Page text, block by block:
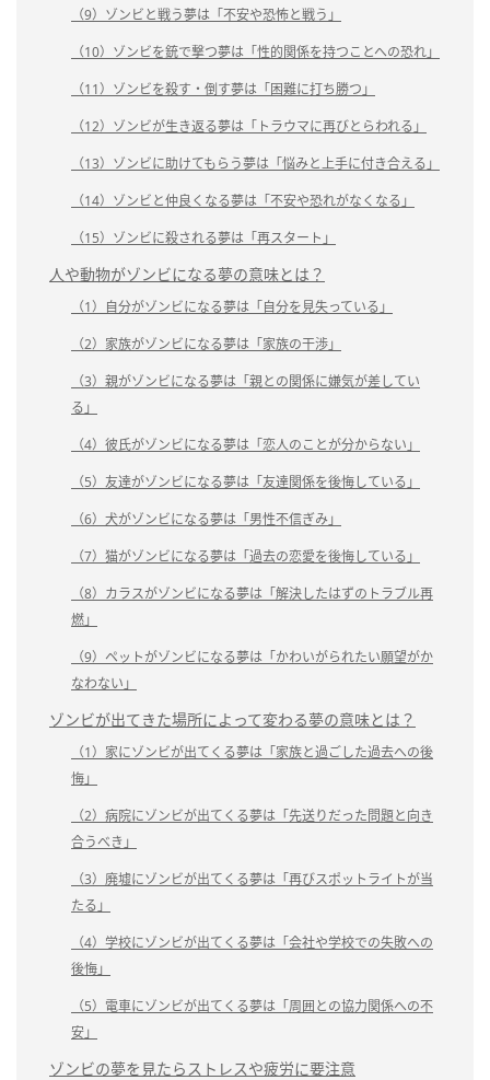
（9）ゾンビと戦う夢は「不安や恐怖と戦う」
（10）ゾンビを銃で撃つ夢は「性的関係を持つことへの恐れ」
（11）ゾンビを殺す・倒す夢は「困難に打ち勝つ」
（12）ゾンビが生き返る夢は「トラウマに再びとらわれる」
（13）ゾンビに助けてもらう夢は「悩みと上手に付き合える」
（14）ゾンビと仲良くなる夢は「不安や恐れがなくなる」
（15）ゾンビに殺される夢は「再スタート」
人や動物がゾンビになる夢の意味とは？
（1）自分がゾンビになる夢は「自分を見失っている」
（2）家族がゾンビになる夢は「家族の干渉」
（3）親がゾンビになる夢は「親との関係に嫌気が差してい
る」
（4）彼氏がゾンビになる夢は「恋人のことが分からない」
（5）友達がゾンビになる夢は「友達関係を後悔している」
（6）犬がゾンビになる夢は「男性不信ぎみ」
（7）猫がゾンビになる夢は「過去の恋愛を後悔している」
（8）カラスがゾンビになる夢は「解決したはずのトラブル再
燃」
（9）ペットがゾンビになる夢は「かわいがられたい願望がか
なわない」
ゾンビが出てきた場所によって変わる夢の意味とは？
（1）家にゾンビが出てくる夢は「家族と過ごした過去への後
悔」
（2）病院にゾンビが出てくる夢は「先送りだった問題と向き
合うべき」
（3）廃墟にゾンビが出てくる夢は「再びスポットライトが当
たる」
（4）学校にゾンビが出てくる夢は「会社や学校での失敗への
後悔」
（5）電車にゾンビが出てくる夢は「周囲との協力関係への不
安」
ゾンビの夢を見たらストレスや疲労に要注意